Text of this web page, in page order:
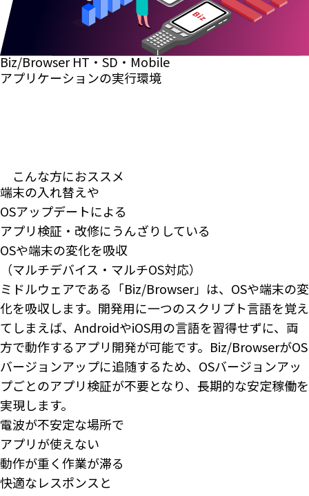
Biz/Browser HT・SD・Mobile
アプリケーションの実行環境
こんな方におススメ
端末の入れ替えや
OSアップデートによる
アプリ検証・改修にうんざりしている
OSや端末の変化を吸収
（マルチデバイス・マルチOS対応）
ミドルウェアである「Biz/Browser」は、OSや端末の変
化を吸収します。開発用に一つのスクリプト言語を覚え
てしまえば、AndroidやiOS用の言語を習得せずに、両
方で動作するアプリ開発が可能です。Biz/BrowserがOS
バージョンアップに追随するため、OSバージョンアッ
プごとのアプリ検証が不要となり、長期的な安定稼働を
実現します。
電波が不安定な場所で
アプリが使えない
動作が重く作業が滞る
快適なレスポンスと